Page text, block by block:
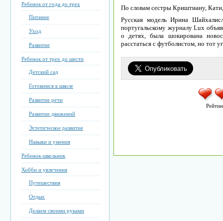
Ребенок от года до трех
Питание
Уход
Развитие
Ребенок от трех до шести
Детский сад
Готовимся к школе
Развитие речи
Развитие движений
Эстетическое развитие
Навыки и умения
Ребенок-школьник
Хобби и увлечения
Путешествия
Отдых
Делаем своими руками
По словам сестры Криштиану,
Русская модель Ирина
португальскому журналу Lux
о детях, была шокирована
расстаться с футболистом, но тот